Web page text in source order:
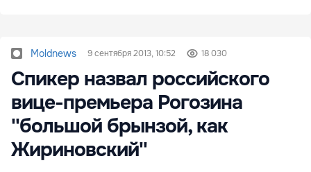
Moldnews 9 сентября 2013, 10:52 18 030
Спикер назвал российского
вице-премьера Рогозина
''большой брынзой, как
Жириновский''